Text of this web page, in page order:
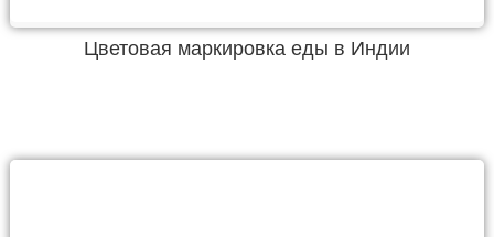
Цветовая маркировка еды в Индии